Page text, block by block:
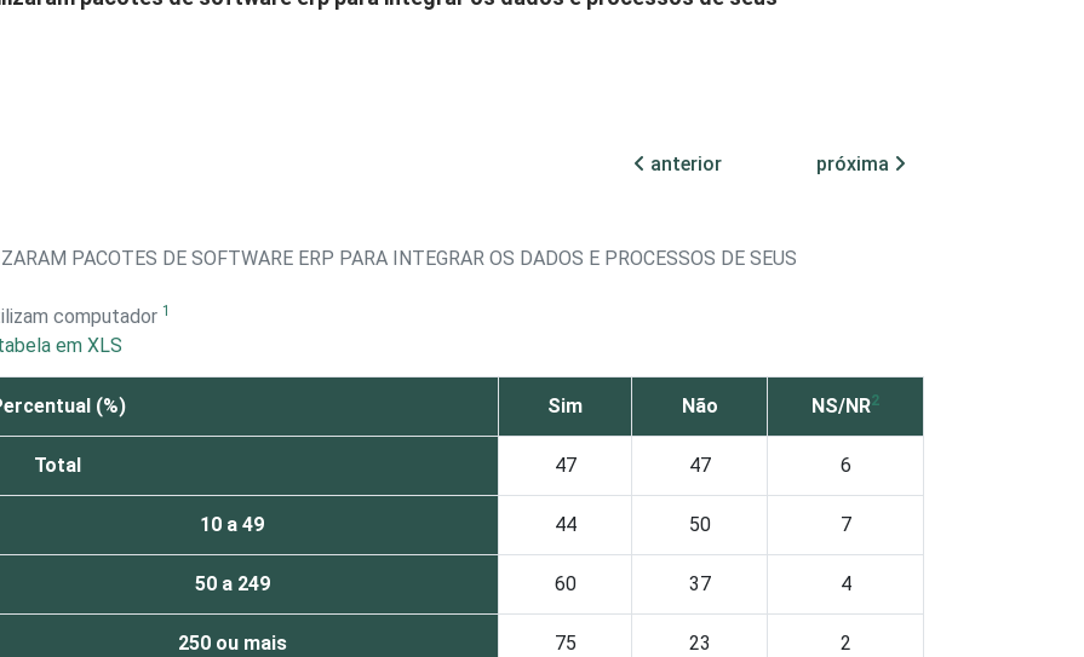
anterior
próxima
PACOTES DE SOFTWARE ERP PARA INTEGRAR OS DADOS E PROCESSOS DE SEUS
computador 1
em XLS
(%) Sim Não NS/NR2
Total 47 47 6
10 a 49 44 50 7
50 a 249 60 37 4
250 ou mais 75 23 2